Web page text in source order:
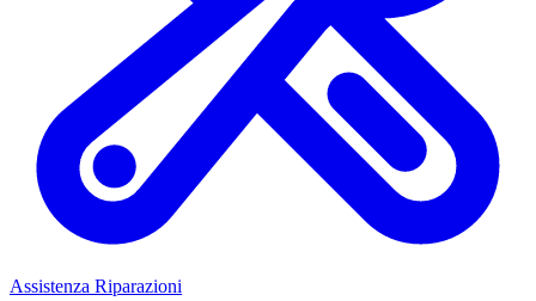
Assistenza Riparazioni